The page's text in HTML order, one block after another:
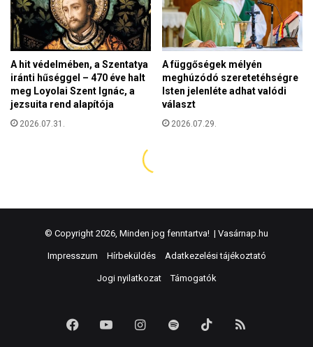
© Copyright 2026, Minden jog fenntartva! | Vasárnap.hu
Impresszum Hírbeküldés Adatkezelési tájékoztató
Jogi nyilatkozat Támogatók
FacebookYouTubeInstagram
Spotify TikTok